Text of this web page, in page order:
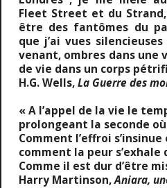
Fleet Street et du
être des fantômes du
que j’ai vues
venant, ombres dans
de vie dans un corps
H.G. Wells,La Guerre des
« A l’appel de la vie le
prolongeant la seconde
Comment l’effroi s’insinue
comment la peur s’exhale
Comme il est dur d’être
Harry Martinson,Aniara,